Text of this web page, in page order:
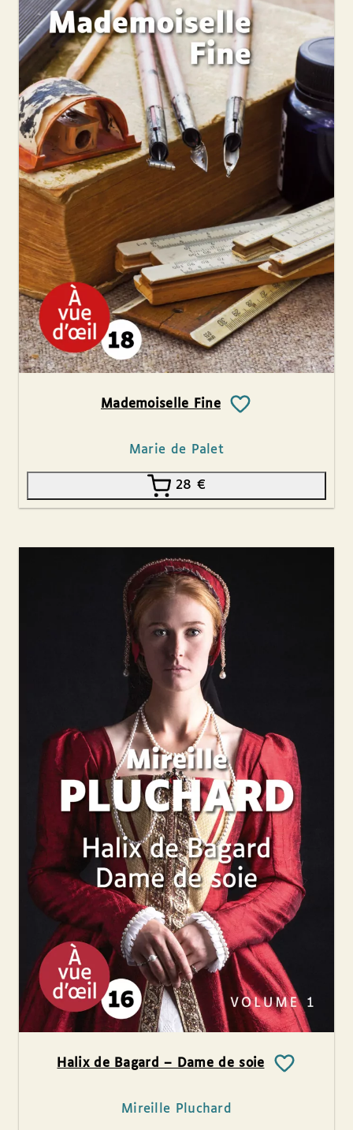
Mademoiselle Fine
Marie de Palet
28 €
Halix de Bagard – Dame de soie
Mireille Pluchard